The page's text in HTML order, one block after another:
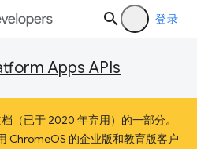
登录
Apps APIs
（已于 2020 年弃用）的一部分。
ChromeOS 的企业版和教育版客户